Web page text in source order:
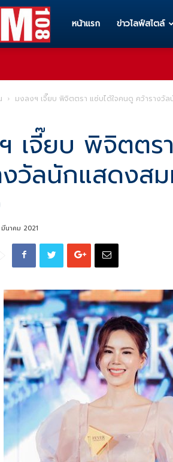
Siam108
ทุก
ราว
ที่
เป็น
ความ
จริง
หน้าแรก ข่าวไลฟ์สไตล์
มงลงฯ เจี๊ยบ พิจิตตรา แซ่บได้ใจคนดู คว้าราง
เจี๊ยบ พิจิตตร
งวัลนักแสดงส
มีนาคม 2021